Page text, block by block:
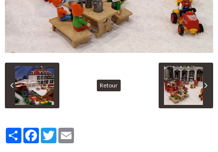
Retour
PartagerFacebook
Twitter